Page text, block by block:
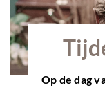
Op de dag